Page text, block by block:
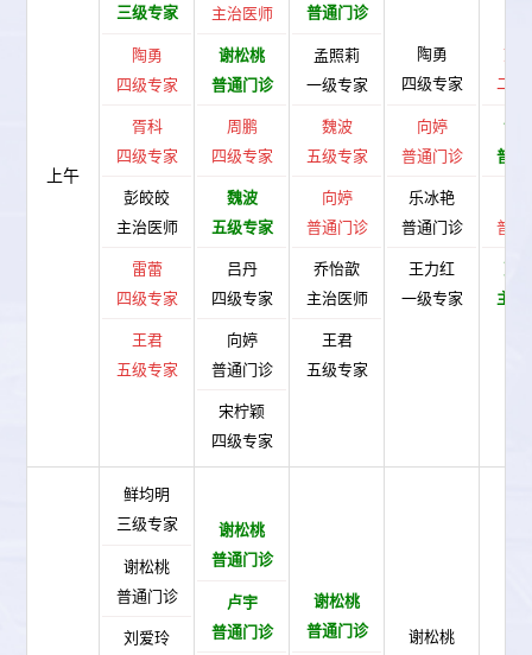
上午
三级专家
陶勇
四级专家
胥科
四级专家
彭皎皎
主治医师
雷蕾
四级专家
王君
五级专家
主治医师
谢松桃
普通门诊
周鹏
四级专家
魏波
五级专家
吕丹
四级专家
向婷
普通门诊
宋柠颖
四级专家
普通门诊
孟照莉
一级专家
魏波
五级专家
向婷
普通门诊
乔怡歆
主治医师
王君
五级专家
陶勇
四级专家
向婷
普通门诊
乐冰艳
普通门诊
王力红
一级专家
刘
二级
谢
普通
普通
彭
主治
鲜均明
三级专家
谢松桃
普通门诊
刘爱玲
谢松桃
普通门诊
卢宇
普通门诊
谢松桃
普通门诊
谢松桃